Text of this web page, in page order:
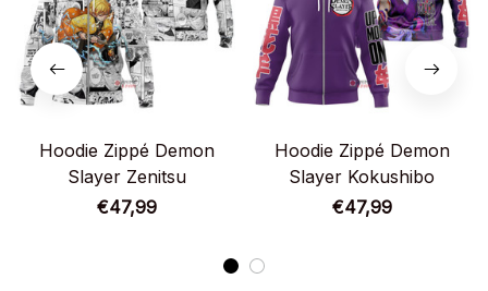
Hoodie Zippé Demon
Slayer Zenitsu
€47,99
Hoodie Zippé Demon
Slayer Kokushibo
€47,99